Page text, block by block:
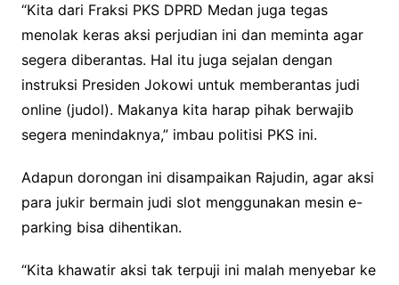
“Kita dari Fraksi PKS DPRD Medan juga tegas
menolak keras aksi perjudian ini dan meminta agar
segera diberantas. Hal itu juga sejalan dengan
instruksi Presiden Jokowi untuk memberantas judi
online (judol). Makanya kita harap pihak berwajib
segera menindaknya,” imbau politisi PKS ini.
Adapun dorongan ini disampaikan Rajudin, agar aksi
para jukir bermain judi slot menggunakan mesin e-
parking bisa dihentikan.
“Kita khawatir aksi tak terpuji ini malah menyebar ke